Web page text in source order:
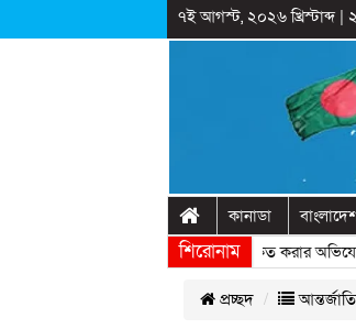
৭ই আগস্ট, ২০২৬ খ্রিস্টাব্দ|
কানাডা
শিরোনাম
অনুষ্ঠানের প্রামাণ্যচিত্রে ইতিহাস বিকৃত করার
প্রচ্ছদ